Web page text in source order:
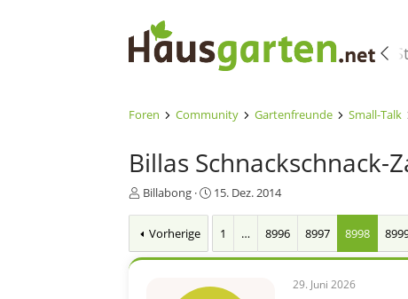
Foren Community Gartenfreunde Small-Talk
Billas Schnackschnack-
E
t
e
Billabong
E
e
l
15. Dez. 2014
Vorherige 1 … 8996 8997 8998
29. Juni 2026